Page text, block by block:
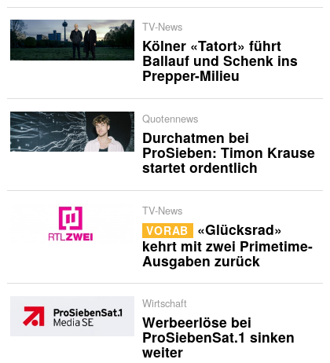
TV-News
Kölner «Tatort» führt
Ballauf und Schenk ins
Prepper-Milieu
Quotennews
Durchatmen bei
ProSieben: Timon Krause
startet ordentlich
TV-News
VORAB «Glücksrad»
kehrt mit zwei Primetime-
Ausgaben zurück
Wirtschaft
Werbeerlöse bei
ProSiebenSat.1 sinken
weiter